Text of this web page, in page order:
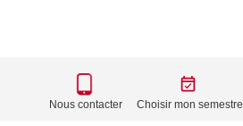
CALL
TO
Nous contacter Choisir mon semestre